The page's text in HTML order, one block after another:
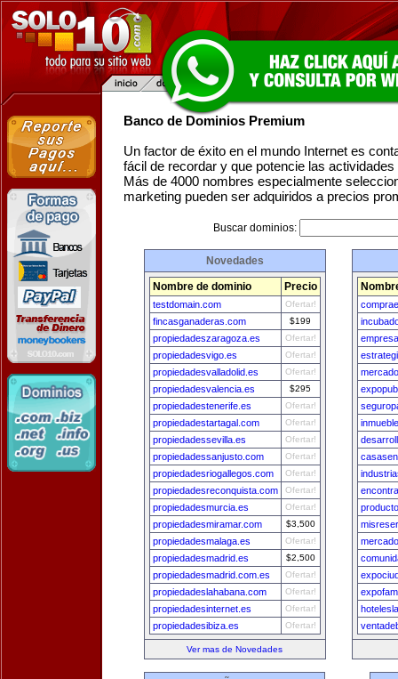
Banco de Dominios Premium
Un factor de éxito en el mundo Internet es
fácil de recordar y que potencie las
Más de 4000 nombres especialmente
marketing pueden ser adquiridos a precios
Buscar dominios:
Novedades
Nombre de dominio Precio
testdomain.com Ofertar!
fincasganaderas.com $199
propiedadeszaragoza.es Ofertar!
propiedadesvigo.es Ofertar!
propiedadesvalladolid.es Ofertar!
propiedadesvalencia.es $295
propiedadestenerife.es Ofertar!
propiedadestartagal.com Ofertar!
propiedadessevilla.es Ofertar!
propiedadessanjusto.com Ofertar!
propiedadesriogallegos.com Ofertar!
propiedadesreconquista.com Ofertar!
propiedadesmurcia.es Ofertar!
propiedadesmiramar.com $3,500
propiedadesmalaga.es Ofertar!
propiedadesmadrid.es $2,500
propiedadesmadrid.com.es Ofertar!
propiedadeslahabana.com Ofertar!
propiedadesinternet.es Ofertar!
propiedadesibiza.es Ofertar!
Ver mas de Novedades